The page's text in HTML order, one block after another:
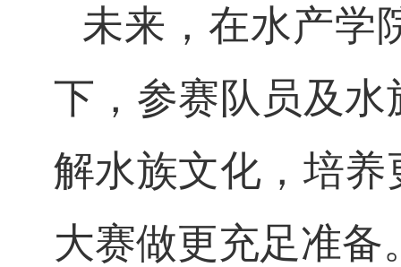
未来，在水产学
下，参赛队员及
解水族文化，培
大赛做更充足准备